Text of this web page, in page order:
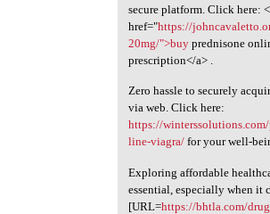
secure platform. Click here:
href="https://
20mg/">buyprednisone
prescription</a> .
Zero hassle to securely
via web. Click here:
https://
line-viagra/for your well-
Exploring affordable
essential, especially when it
[URL=https://bhtla.com/